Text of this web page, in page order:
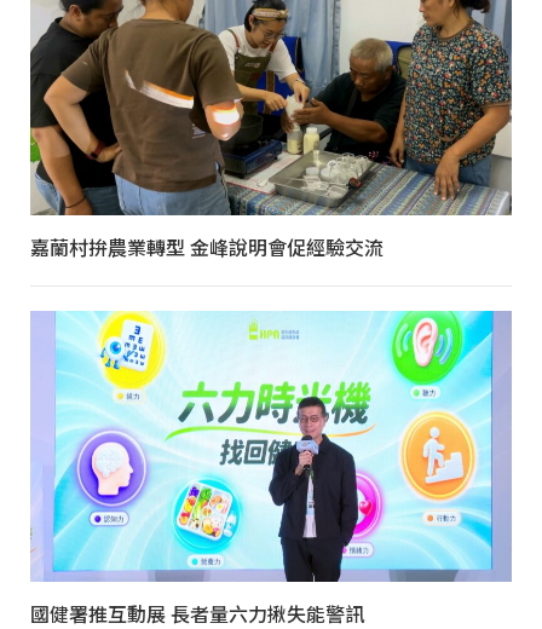
嘉蘭村拚農業轉型 金峰說明會促經驗交流
國健署推互動展 長者量六力揪失能警訊